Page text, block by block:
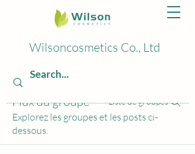
Wilsoncosmetics Co., Ltd
Flux du groupe Liste de groupes
Explorez les groupes et les posts ci-
dessous.